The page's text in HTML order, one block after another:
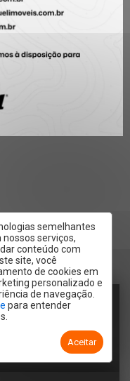
semelhantes
serviços,
conteúdo com
site, você
de cookies em
personalizado e
de navegação.
para entender
Aceitar
POR:
WhatsApp